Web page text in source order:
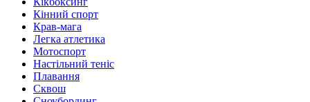
Кінний спорт
Крав-мага
Легка атлетика
Мотоспорт
Настільний теніс
Плавання
Сквош